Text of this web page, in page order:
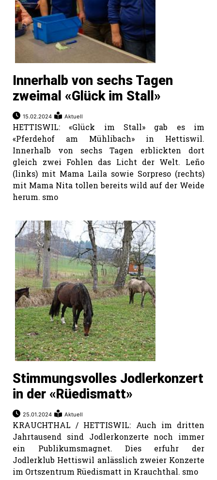
Innerhalb von sechs Tagen
zweimal «Glück im Stall»
15.02.2024 Aktuell
HETTISWIL: «Glück im Stall» gab es im
«Pferdehof am Mühlibach» in Hettiswil.
Innerhalb von sechs Tagen erblickten dort
gleich zwei Fohlen das Licht der Welt. Leño
(links) mit Mama Laila sowie Sorpreso (rechts)
mit Mama Nita tollen bereits wild auf der Weide
herum. smo
Stimmungsvolles Jodlerkonzert
in der «Rüedismatt»
25.01.2024 Aktuell
KRAUCHTHAL / HETTISWIL: Auch im dritten
Jahrtausend sind Jodlerkonzerte noch immer
ein Publikumsmagnet. Dies erfuhr der
Jodlerklub Hettiswil anlässlich zweier Konzerte
im Ortszentrum Rüedismatt in Krauchthal. smo